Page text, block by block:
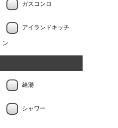
ガスコンロ
アイランドキッチ
ン
給湯
シャワー